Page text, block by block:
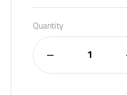
Quantity